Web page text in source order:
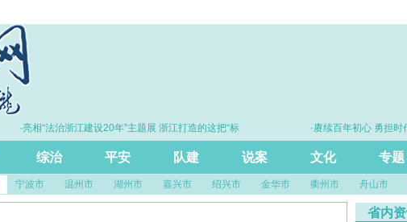
·亮相“法治浙江建设20年”主题展 浙江打造的这把“标
·赓续百年初心 勇担时代
综治 平安 队建 说案 文化 专题
宁波市 温州市 湖州市 嘉兴市 绍兴市 金华市 衢州市 舟山市
省内